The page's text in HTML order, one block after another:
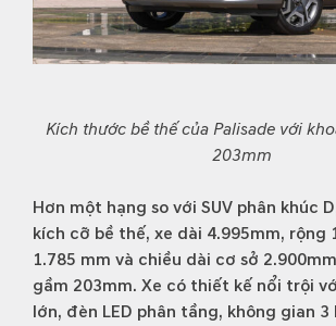
Kích thước bề thế của Palisade với
203mm
Hơn một hạng so với SUV phân khúc
kích cỡ bề thế, xe dài 4.995mm, rộng
1.785 mm và chiều dài cơ sở
gầm 203mm. Xe có thiết kế nổi trội
lớn, đèn LED phân tầng, không gian 3